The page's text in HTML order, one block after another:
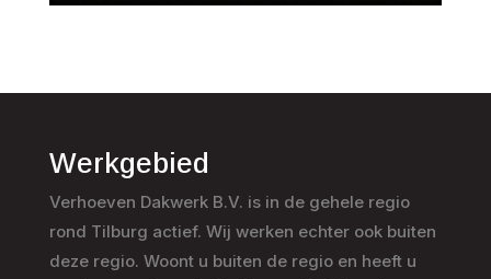
Werkgebied
Verhoeven Dakwerk B.V. is in de gehele regio
rond Tilburg actief. Wij werken echter ook buiten
deze regio. Woont u buiten de regio en heeft u